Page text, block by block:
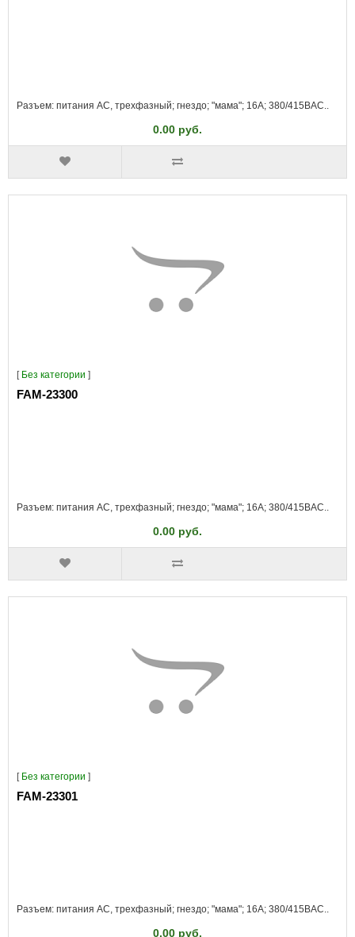
Разъем: питания AC, трехфазный; гнездо; "мама"; 16А; 380/415ВAC..
0.00 руб.
[ Без категории ]
FAM-23300
Разъем: питания AC, трехфазный; гнездо; "мама"; 16А; 380/415ВAC..
0.00 руб.
[ Без категории ]
FAM-23301
Разъем: питания AC, трехфазный; гнездо; "мама"; 16А; 380/415ВAC..
0.00 руб.